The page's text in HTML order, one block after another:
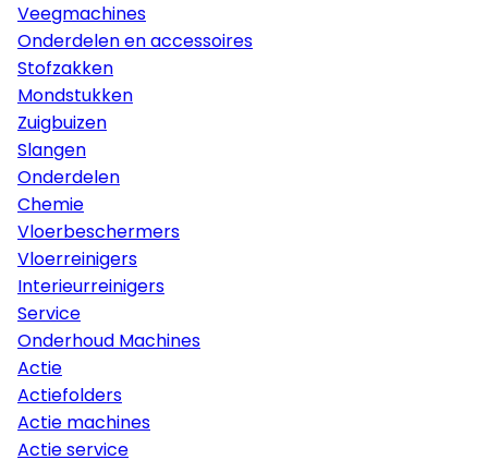
Veegmachines
Onderdelen en accessoires
Stofzakken
Mondstukken
Zuigbuizen
Slangen
Onderdelen
Chemie
Vloerbeschermers
Vloerreinigers
Interieurreinigers
Service
Onderhoud Machines
Actie
Actiefolders
Actie machines
Actie service